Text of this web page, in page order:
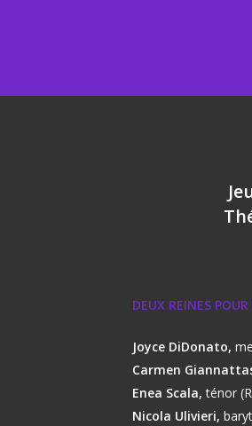
DEUX REINES
Joyce DiDonato,
Carmen
Enea Scala,ténor
Nicola Ulivieri,